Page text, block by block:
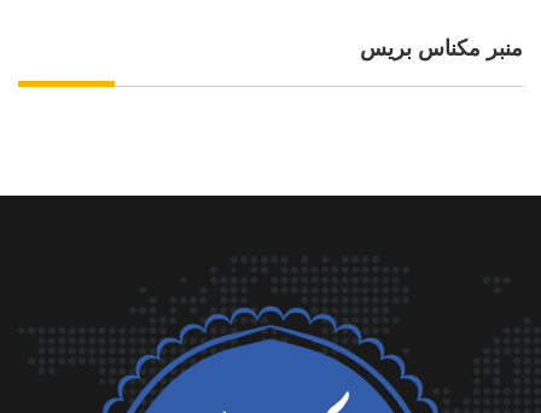
منبر مكناس بريس